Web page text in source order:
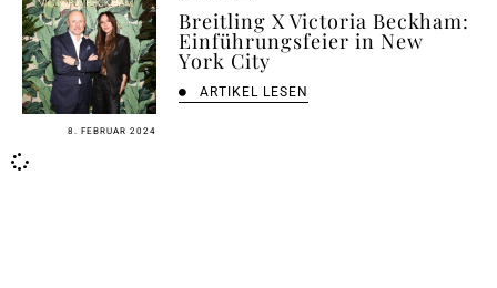
8. FEBRUAR 2024
Breitling X Victoria Beckham:
Einführungsfeier in New
York City
ARTIKEL LESEN